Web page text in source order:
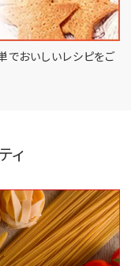
でおいしいレシピをご
ィ